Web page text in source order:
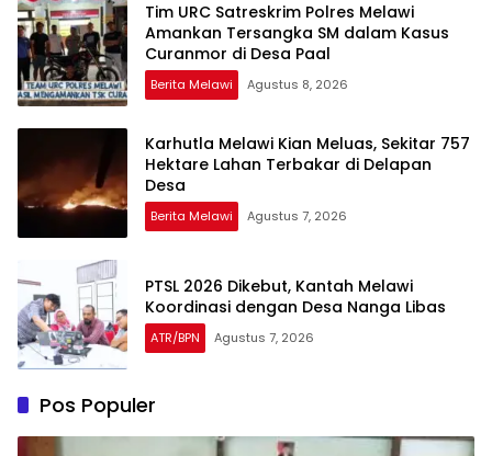
Tim URC Satreskrim Polres Melawi
Amankan Tersangka SM dalam Kasus
Curanmor di Desa Paal
Berita Melawi Agustus 8, 2026
Karhutla Melawi Kian Meluas, Sekitar 757
Hektare Lahan Terbakar di Delapan
Desa
Berita Melawi Agustus 7, 2026
PTSL 2026 Dikebut, Kantah Melawi
Koordinasi dengan Desa Nanga Libas
ATR/BPN Agustus 7, 2026
Pos Populer